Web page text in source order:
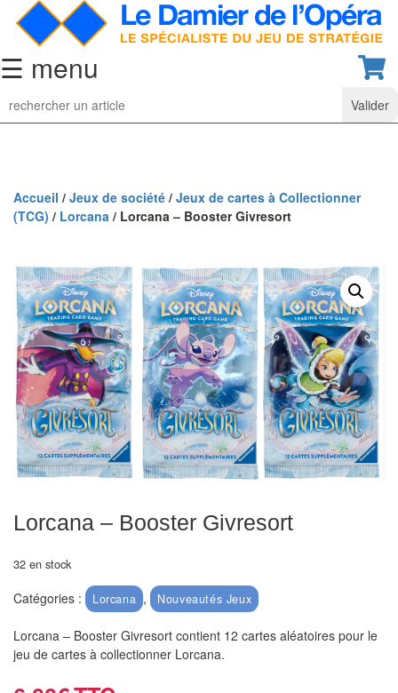
☰ menu
Jeu
d’Echecs
collection
Pièces
d’échecs
classiques
Coffrets
Echiquiers
et
de
voyage
Echiquiers
Echiquiers
clubs
Pièces
Accueil / Jeux de société / Jeux de cartes à Collectionner
(TCG) / Lorcana / Lorcana – Booster Givresort
Lorcana – Booster Givresort
32 en stock
Catégories : Lorcana , Nouveautés Jeux
Lorcana – Booster Givresort contient 12 cartes aléatoires pour le
jeu de cartes à collectionner Lorcana.